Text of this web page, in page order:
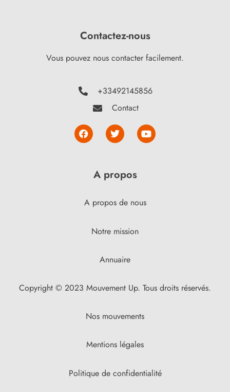
Contactez-nous
Vous pouvez nous contacter facilement.
+33492145856
Contact
A propos
A propos de nous
Notre mission
Annuaire
Copyright © 2023 Mouvement Up. Tous droits réservés.
Nos mouvements
Mentions légales
Politique de confidentialité